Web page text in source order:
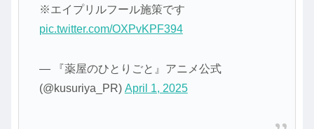
※エイプリルフール施策です
pic.twitter.com/OXPvKPF394
— 『薬屋のひとりごと』アニメ公式
(@kusuriya_PR) April 1, 2025